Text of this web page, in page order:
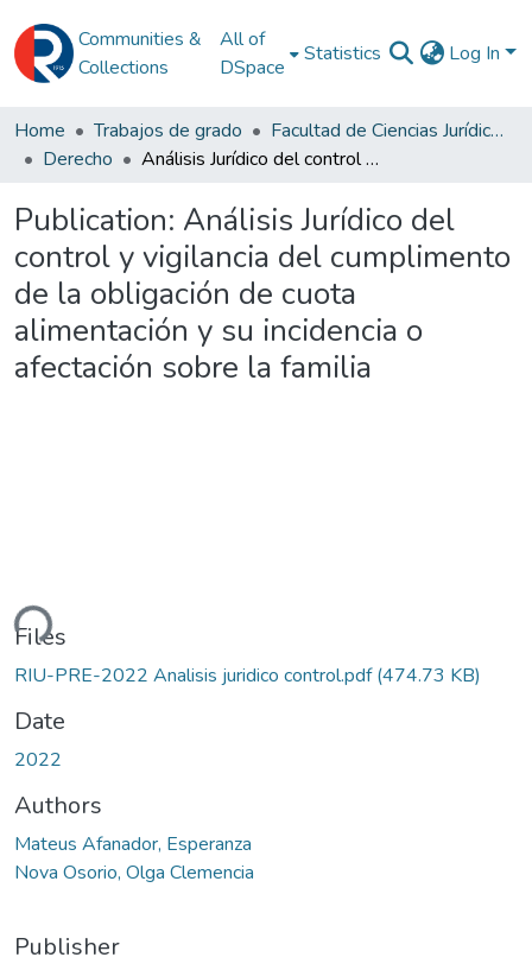
Communities &
Collections
All of
DSpace
Statistics Log In
Home Trabajos de grado
Facultad de Ciencias Jurídicas y Políticas
Derecho
Análisis Jurídico del control y vigilancia del cumplimento de la obligación de cuota alimentación y su incidencia o afectación sobre la familia
Publication: Análisis Jurídico del
control y vigilancia del cumplimento
de la obligación de cuota
alimentación y su incidencia o
afectación sobre la familia
Files
RIU-PRE-2022 Analisis juridico control.pdf(474.73 KB)
Date
2022
Authors
Mateus Afanador, Esperanza
Nova Osorio, Olga Clemencia
Publisher